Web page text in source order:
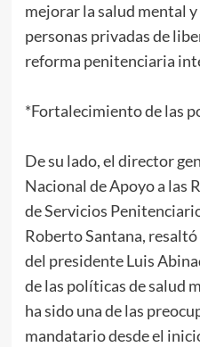
mejorar la salud mental
personas privadas de
reforma penitenciaria
*Fortalecimiento de las
De su lado, el director
Nacional de Apoyo a las
de Servicios
Roberto Santana,
del presidente Luis
de las políticas de salud
ha sido una de las
mandatario desde el